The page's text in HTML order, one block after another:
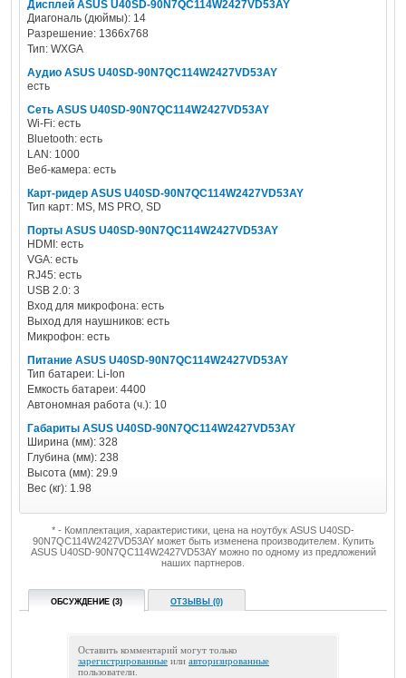
Дисплей ASUS U40SD-90N7QC114W2427VD53AY
Диагональ (дюймы): 14
Разрешение: 1366x768
Тип: WXGA
Аудио ASUS U40SD-90N7QC114W2427VD53AY
есть
Сеть ASUS U40SD-90N7QC114W2427VD53AY
Wi-Fi: есть
Bluetooth: есть
LAN: 1000
Веб-камера: есть
Карт-ридер ASUS U40SD-90N7QC114W2427VD53AY
Тип карт: MS, MS PRO, SD
Порты ASUS U40SD-90N7QC114W2427VD53AY
HDMI: есть
VGA: есть
RJ45: есть
USB 2.0: 3
Вход для микрофона: есть
Выход для наушников: есть
Микрофон: есть
Питание ASUS U40SD-90N7QC114W2427VD53AY
Тип батареи: Li-Ion
Емкость батареи: 4400
Автономная работа (ч.): 10
Габариты ASUS U40SD-90N7QC114W2427VD53AY
Ширина (мм): 328
Глубина (мм): 238
Высота (мм): 29.9
Вес (кг): 1.98
* - Комплектация, характеристики, цена на ноутбук ASUS U40SD-
90N7QC114W2427VD53AY может быть изменена производителем. Купить
ASUS U40SD-90N7QC114W2427VD53AY можно по одному из предложений
наших партнеров.
ОБСУЖДЕНИЕ (3) ОТЗЫВЫ (0)
Оставить комментарий могут только
зарегистрированные или авторизированные
пользователи.